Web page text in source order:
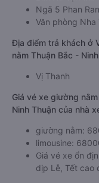
Ngã 5 Phan
Văn phòng Nha
Địa điểm trả khách ở
nằm Thuận Bắc -
Vị Thanh
Giá vé xe giường
Ninh Thuận của nhà
giường nằm:
limousine:
Giá vé xe ổn
dịp Lễ, Tết cao